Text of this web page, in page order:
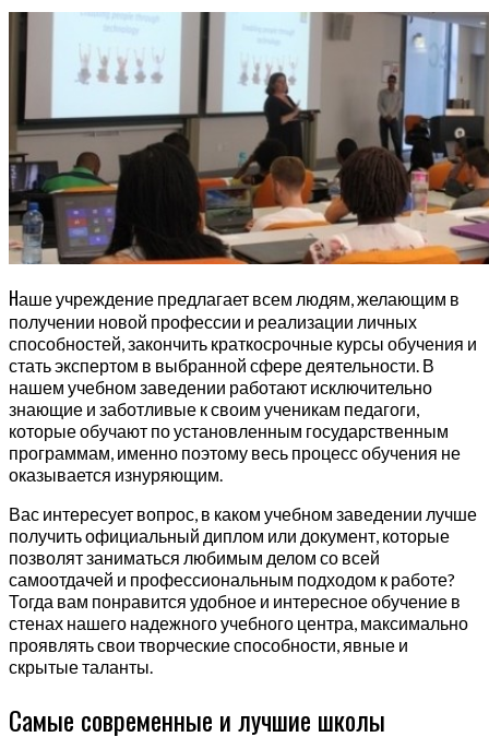
Наше учреждение предлагает всем людям, желающим в
получении новой профессии и реализации личных
способностей, закончить краткосрочные курсы обучения и
стать экспертом в выбранной сфере деятельности. В
нашем учебном заведении работают исключительно
знающие и заботливые к своим ученикам педагоги,
которые обучают по установленным государственным
программам, именно поэтому весь процесс обучения не
оказывается изнуряющим.
Вас интересует вопрос, в каком учебном заведении лучше
получить официальный диплом или документ, которые
позволят заниматься любимым делом со всей
самоотдачей и профессиональным подходом к работе?
Тогда вам понравится удобное и интересное обучение в
стенах нашего надежного учебного центра, максимально
проявлять свои творческие способности, явные и
скрытые таланты.
Самые современные и лучшие школы